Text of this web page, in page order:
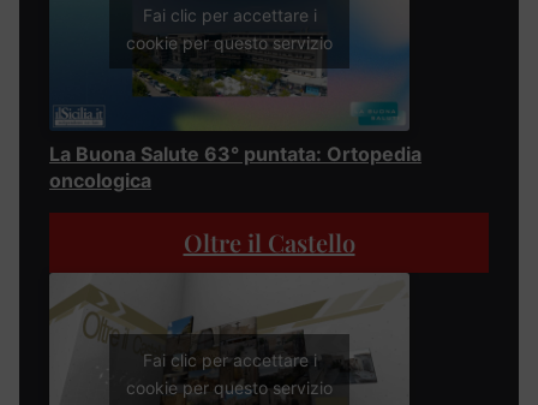
Fai clic per accettare i
cookie per questo servizio
La Buona Salute 63° puntata: Ortopedia
oncologica
Oltre il Castello
Fai clic per accettare i
cookie per questo servizio